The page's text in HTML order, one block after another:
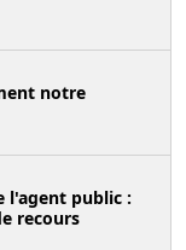
notre
l'agent public :
recours